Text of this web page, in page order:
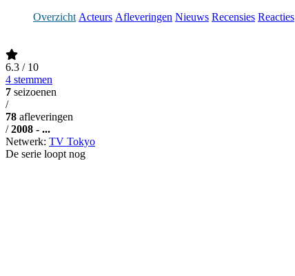
Overzicht Acteurs Afleveringen Nieuws Recensies Reacties
6.3 / 10
4 stemmen
7 seizoenen
/
78 afleveringen
/ 2008 - ...
Netwerk: TV Tokyo
De serie loopt nog